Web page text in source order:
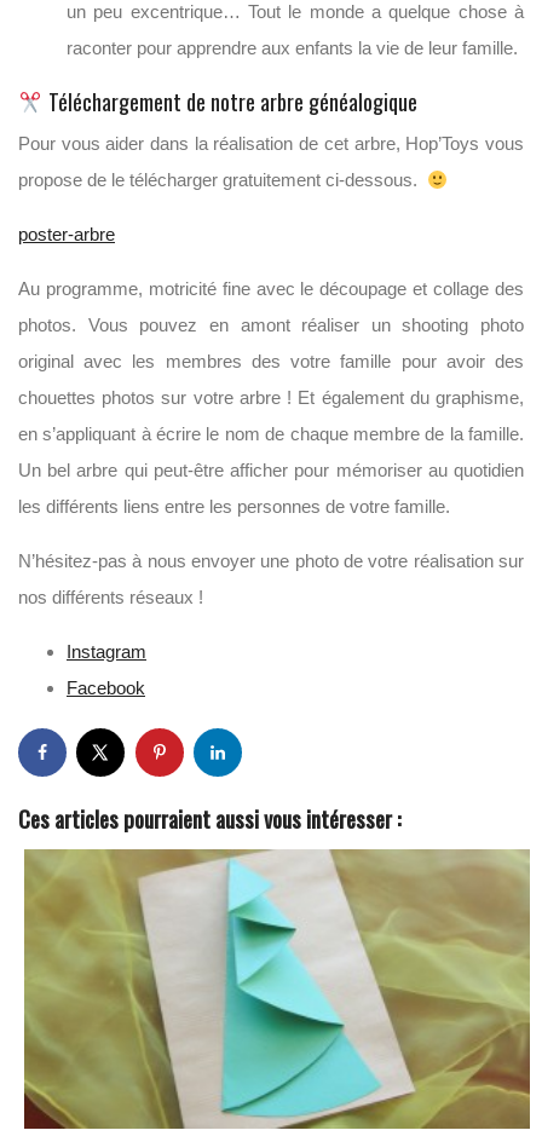
un peu excentrique… Tout le monde a quelque chose à
raconter pour apprendre aux enfants la vie de leur famille.
Téléchargement de notre arbre généalogique
Pour vous aider dans la réalisation de cet arbre, Hop’Toys vous
propose de le télécharger gratuitement ci-dessous.
poster-arbre
Au programme, motricité fine avec le découpage et collage des
photos. Vous pouvez en amont réaliser un shooting photo
original avec les membres des votre famille pour avoir des
chouettes photos sur votre arbre ! Et également du graphisme,
en s’appliquant à écrire le nom de chaque membre de la famille.
Un bel arbre qui peut-être afficher pour mémoriser au quotidien
les différents liens entre les personnes de votre famille.
N’hésitez-pas à nous envoyer une photo de votre réalisation sur
nos différents réseaux !
Instagram
Facebook
Ces articles pourraient aussi vous intéresser :